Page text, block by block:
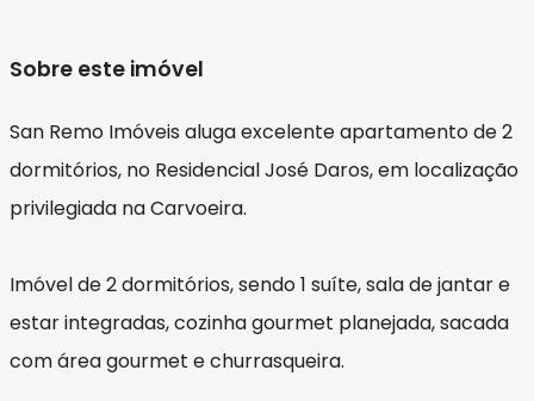
Sobre este imóvel
San Remo Imóveis aluga excelente apartamento de 2
dormitórios, no Residencial José Daros, em localização
privilegiada na Carvoeira.
Imóvel de 2 dormitórios, sendo 1 suíte, sala de jantar e
estar integradas, cozinha gourmet planejada, sacada
com área gourmet e churrasqueira.